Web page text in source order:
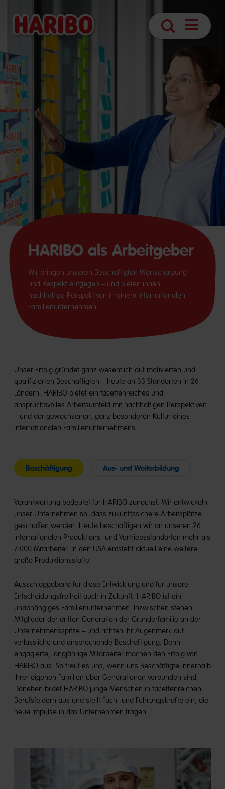
Suche
HARIBO als Arbeitgeber
Wir bringen unseren Beschäftigten Wertschätzung
und Respekt entgegen – und bieten ihnen
nachhaltige Perspektiven in einem internationalen
Familienunternehmen.
Unser Erfolg gründet ganz wesentlich auf motivierten und
qualifizierten Beschäftigten – heute an 33 Standorten in 26
Ländern. HARIBO bietet ein facettenreiches und
anspruchsvolles Arbeitsumfeld mit nachhaltigen Perspektiven
– und der gewachsenen, ganz besonderen Kultur eines
internationalen Familienunternehmens.
Beschäftigung Aus- und Weiterbildung
Verantwortung bedeutet für HARIBO zunächst: Wir entwickeln
unser Unternehmen so, dass zukunftssichere Arbeitsplätze
geschaffen werden. Heute beschäftigen wir an unseren 26
internationalen Produktions- und Vertriebsstandorten mehr als
7.000 Mitarbeiter. In den USA entsteht aktuell eine weitere
große Produktionsstätte.
Ausschlaggebend für diese Entwicklung und für unsere
Entscheidungsfreiheit auch in Zukunft: HARIBO ist ein
unabhängiges Familienunternehmen. Inzwischen stehen
Mitglieder der dritten Generation der Gründerfamilie an der
Unternehmensspitze – und richten ihr Augenmerk auf
verlässliche und ansprechende Beschäftigung. Denn
engagierte, langjährige Mitarbeiter machen den Erfolg von
HARIBO aus. So freut es uns, wenn uns Beschäftigte innerhalb
ihrer eigenen Familien über Generationen verbunden sind.
Daneben bildet HARIBO junge Menschen in facettenreichen
Berufsfeldern aus und stellt Fach- und Führungskräfte ein, die
neue Impulse in das Unternehmen tragen.